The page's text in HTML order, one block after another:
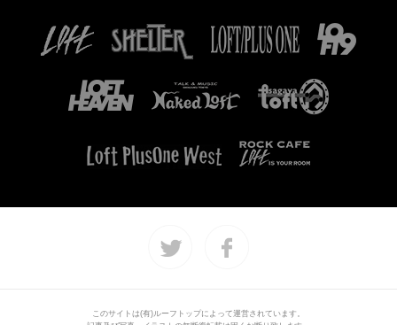
このサイトは(有)ルーフトップによって運営されています。